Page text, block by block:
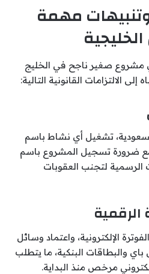
مهمة
مشروع صغير ناجح في الخليج
الالتزامات القانونية التالية:
تشغيل أي نشاط باسم
تسجيل المشروع باسم
الرسمية لتجنب العقوبات
الرقمية
الإلكترونية، واعتماد وسائل
والبطاقات البنكية، ما يتطلب
مرخص منذ البداية.